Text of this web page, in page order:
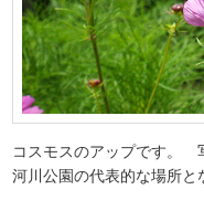
コスモスのアップです。
河川公園の代表的な場所と